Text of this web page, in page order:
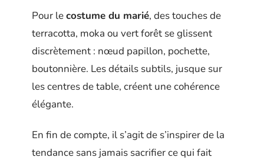
Pour lecostume du marié, des touches de
terracotta, moka ou vert forêt se glissent
discrètement : nœud papillon, pochette,
boutonnière. Les détails subtils, jusque sur
les centres de table, créent une cohérence
élégante.
En fin de compte, il s’agit de s’inspirer de la
tendance sans jamais sacrifier ce qui fait